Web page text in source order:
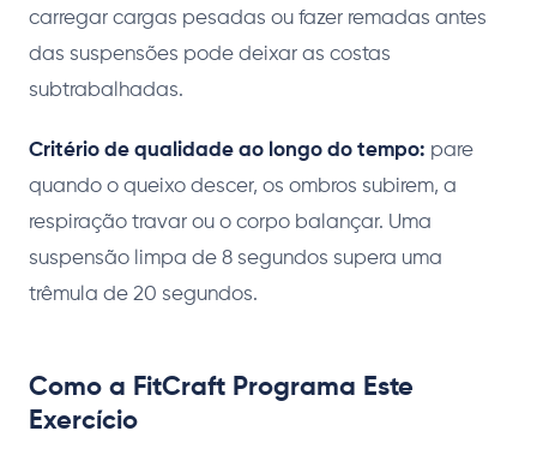
carregar cargas pesadas ou fazer remadas antes
das suspensões pode deixar as costas
subtrabalhadas.
Critério de qualidade ao longo do tempo: pare
quando o queixo descer, os ombros subirem, a
respiração travar ou o corpo balançar. Uma
suspensão limpa de 8 segundos supera uma
trêmula de 20 segundos.
Como a FitCraft Programa Este
Exercício